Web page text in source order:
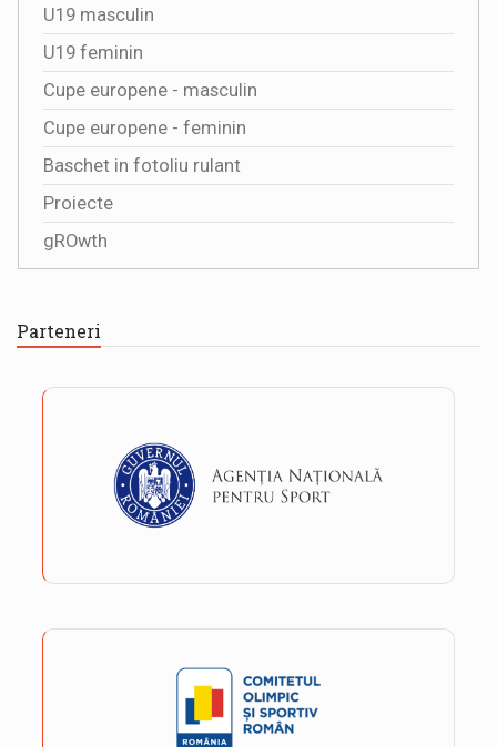
U19 masculin
U19 feminin
Cupe europene - masculin
Cupe europene - feminin
Baschet in fotoliu rulant
Proiecte
gROwth
Parteneri